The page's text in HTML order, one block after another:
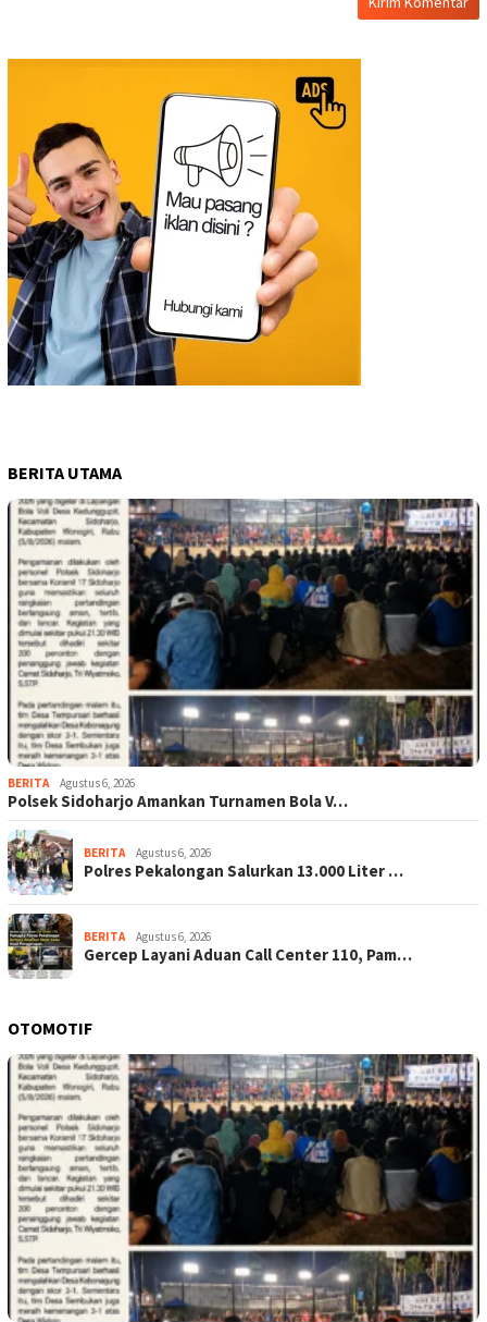
BERITA UTAMA
BERITA Agustus 6, 2026
Polsek Sidoharjo Amankan Turnamen Bola V…
BERITA Agustus 6, 2026
Polres Pekalongan Salurkan 13.000 Liter …
BERITA Agustus 6, 2026
Gercep Layani Aduan Call Center 110, Pam…
OTOMOTIF